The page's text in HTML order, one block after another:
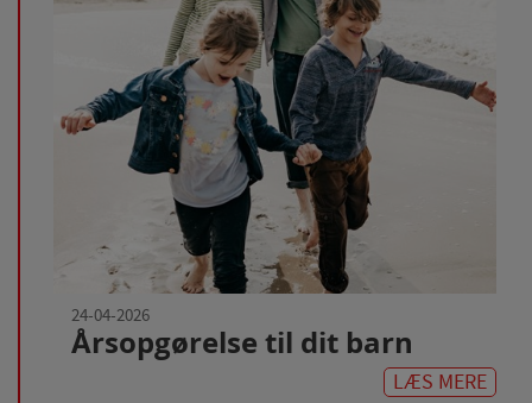
24-04-2026
Årsopgørelse til dit barn
LÆS MERE